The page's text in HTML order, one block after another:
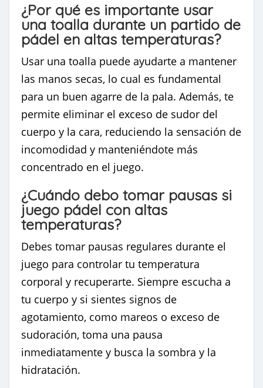
¿Por qué es importante usar
una toalla durante un partido de
pádel en altas temperaturas?
Usar una toalla puede ayudarte a mantener
las manos secas, lo cual es fundamental
para un buen agarre de la pala. Además, te
permite eliminar el exceso de sudor del
cuerpo y la cara, reduciendo la sensación de
incomodidad y manteniéndote más
concentrado en el juego.
¿Cuándo debo tomar pausas si
juego pádel con altas
temperaturas?
Debes tomar pausas regulares durante el
juego para controlar tu temperatura
corporal y recuperarte. Siempre escucha a
tu cuerpo y si sientes signos de
agotamiento, como mareos o exceso de
sudoración, toma una pausa
inmediatamente y busca la sombra y la
hidratación.